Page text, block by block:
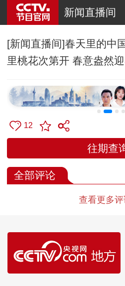
新闻直播间
[新闻直播间]春天里的中
里桃花次第开 春意盎然
12
往期查
全部评论
查看更多评